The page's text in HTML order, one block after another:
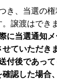
き、当選の
譲渡はでき
に当選通知
ていただき
付後であっ
確認した場合